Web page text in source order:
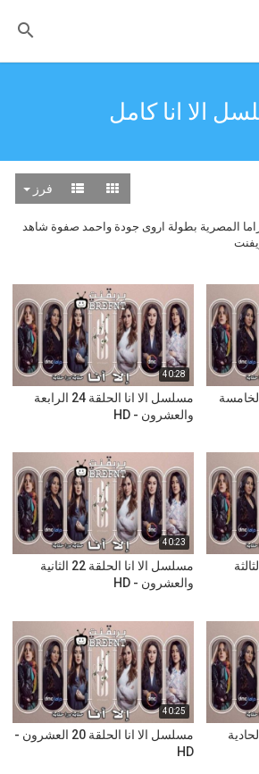
الا انا كامل
فرز
المصرية بطولة اروى جودة واحمد صفوة شاهد
الا انا الحلقة 25 الخامسة
40:28
مسلسل الا انا الحلقة 24 الرابعة
والعشرون - HD
الا انا الحلقة 23 الثالثة
40:23
مسلسل الا انا الحلقة 22 الثانية
والعشرون - HD
الا انا الحلقة 21 الحادية
40:25
مسلسل الا انا الحلقة 20 العشرون -
HD